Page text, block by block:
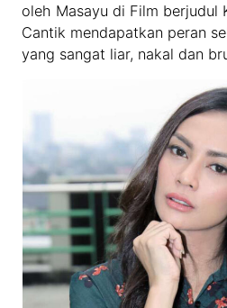
oleh Masayu di Film berjudul
Cantik mendapatkan peran
yang sangat liar, nakal dan